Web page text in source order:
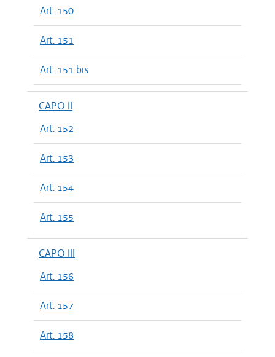
Art. 150
Art. 151
Art. 151 bis
CAPO II
Art. 152
Art. 153
Art. 154
Art. 155
CAPO III
Art. 156
Art. 157
Art. 158